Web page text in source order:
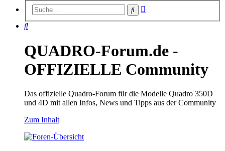
Suche
Suche
QUADRO-Forum.de -
OFFIZIELLE Community
Das offizielle Quadro-Forum für die Modelle Quadro 350D
und 4D mit allen Infos, News und Tipps aus der Community
Zum Inhalt